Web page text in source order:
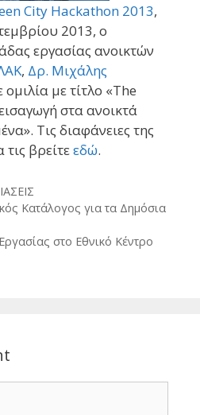
City Hackathon 2013,
2013, ο
εργασίας ανοικτών
, Δρ. Μιχάλης
ομιλία με τίτλο «The
στα ανοικτά
Τις διαφάνειες της
βρείτεεδώ.
Κατάλογος για τα Δημόσια
στο Εθνικό Κέντρο